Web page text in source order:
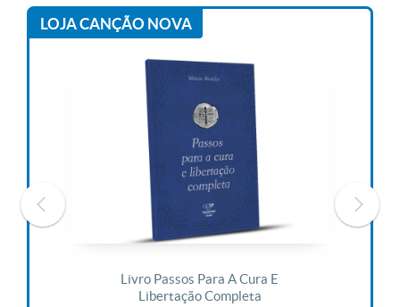
LOJA CANÇÃO NOVA
Livro Passos Para A Cura E
Libertação Completa